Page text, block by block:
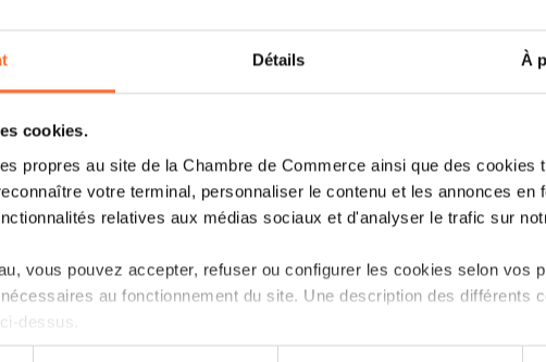
Détails À
cookies.
propres au site de la Chambre de Commerce ainsi que des cookies
votre terminal, personnaliser le contenu et les annonces en
relatives aux médias sociaux et d'analyser le trafic sur
vous pouvez accepter, refuser ou configurer les cookies selon vos
au fonctionnement du site. Une description des différents
dessus.